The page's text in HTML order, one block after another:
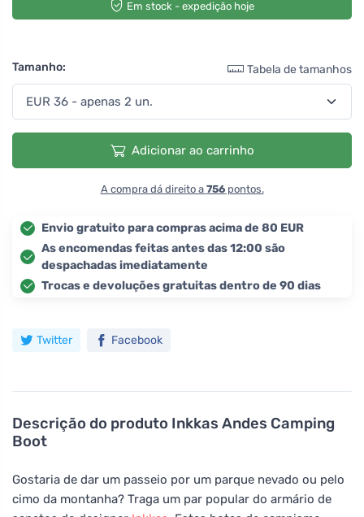
Descrição do produto Inkkas Andes Camping
Boot
Gostaria de dar um passeio por um parque nevado ou pelo
cimo da montanha? Traga um par popular do armário de
Em stock - expedição hoje
Tamanho: Tabela de tamanhos
Adicionar ao carrinho
A compra dá direito a 756pontos.
Envio gratuito para compras acima de 80 EUR
As encomendas feitas antes das 12:00 são
despachadas imediatamente
Trocas e devoluções gratuitas dentro de 90 dias
Twitter Facebook